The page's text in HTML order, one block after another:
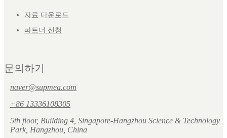
자료 다운로드
파트너 신청
문의하기
naver@supmea.com
+86 13336108305
5th floor, Building 4, Singapore-Hangzhou Science & Technology
Park, Hangzhou, China